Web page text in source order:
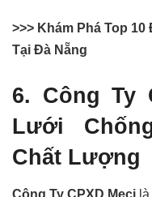
>>> Khám Phá Top
Tại Đà Nẵng
6. Công Ty
Lưới
Chất Lượng
Công Ty CPXD Meci